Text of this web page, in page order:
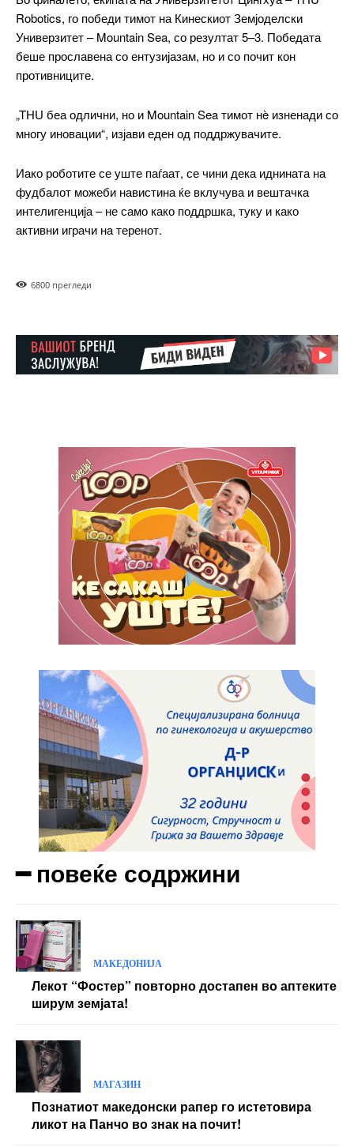
/ forever
ИЗБЕРЕТЕ ПЛАН
Etiam est nibh, lobortis sit
Ut mollis pellentesque tortor
Nullam eu erat condimentum
Donec quis est ac felis
Orci varius natoque dolor
$100 / year placeholder text
Full member access:
Etiam est nibh, lobortis sit
Praesent euismod ac
Ut mollis pellentesque tortor
Nullam eu erat condimentum
Donec quis est ac felis
Orci varius natoque dolor
Yearly pricing Monthly pricing
Robotics, го победи тимот на Кинескиот Земјоделски
Универзитет – Mountain Sea, со резултат 5–3. Победата
беше прославена со ентузијазам, но и со почит кон
противниците.
„THU беа одлични, но и Mountain Sea тимот нè изненади со
многу иновации“, изјави еден од поддржувачите.
Иако роботите се уште паѓаат, се чини дека иднината на
фудбалот можеби навистина ќе вклучува и вештачка
интелигенција – не само како поддршка, туку и како
активни играчи на теренот.
6800 прегледи
━ повеќе содржини
МАКЕДОНИЈА
Лекот “Фостер” повторно достапен во аптеките
ширум земјата!
МАГАЗИН
Познатиот македонски рапер го истетовира
ликот на Панчо во знак на почит!